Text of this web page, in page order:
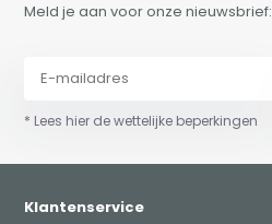
Meld je aan voor onze nieuwsbrief:
* Lees hier de wettelijke beperkingen
Klantenservice